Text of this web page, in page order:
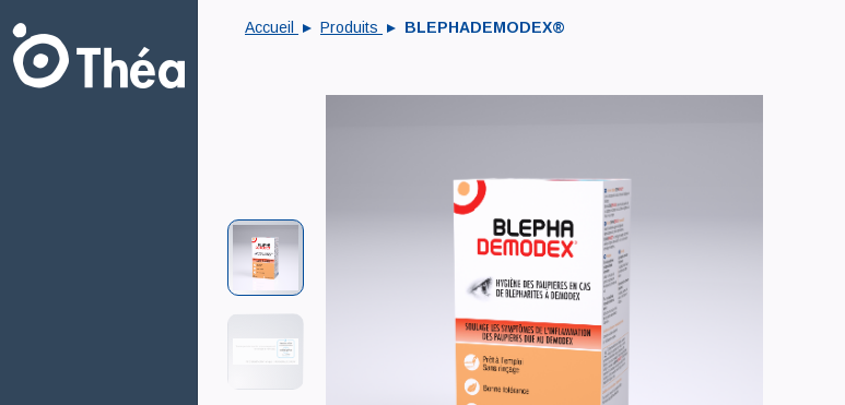
Accueil Produits BLEPHADEMODEX®